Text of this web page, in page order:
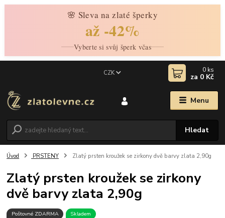
🌸 Sleva na zlaté šperky
až -42%
Vyberte si svůj šperk včas
Menu
CZK
Hledat
0 ks
za 0 Kč
Úvod PRSTENY Zlatý prsten kroužek se zirkony dvě barvy zlata 2,90g
Zlatý prsten kroužek se zirkony
dvě barvy zlata 2,90g
Poštovné ZDARMA Skladem